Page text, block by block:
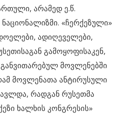
არამედ ე.წ.
«ჩერქეზული»
ადიღეველები,
გამოყოფისაკენ,
მოვლენებში
მოვლენათა ანტირუსული
რადგან რუსეთმა
ხალხის კონგრესის»